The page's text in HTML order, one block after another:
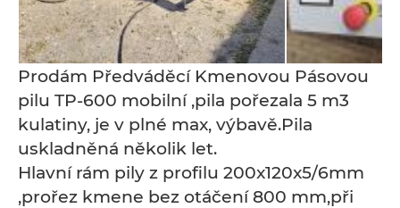
Prodám Předváděcí Kmenovou Pásovou
pilu TP-600 mobilní ,pila pořezala 5 m3
kulatiny, je v plné max, výbavě.Pila
uskladněná několik let.
Hlavní rám pily z profilu 200x120x5/6mm
,prořez kmene bez otáčení 800 mm,při